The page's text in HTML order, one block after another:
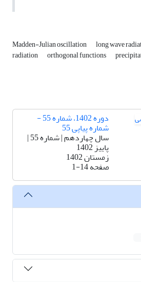
Madden-Julian oscillation long wave
radiation orthogonal functions
دوره 1402، شماره 55 -
شماره پیاپی 55
سال چهاردهم | شماره 55 |
پاییز 1402
زمستان 1402
صفحه1-14